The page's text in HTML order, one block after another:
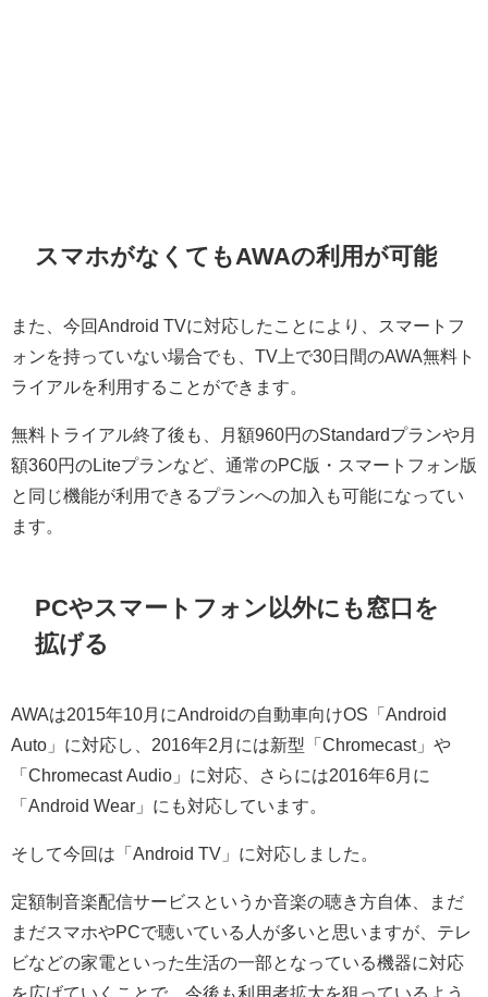
スマホがなくてもAWAの利用が可能
また、今回Android TVに対応したことにより、スマートフ
ォンを持っていない場合でも、TV上で30日間のAWA無料ト
ライアルを利用することができます。
無料トライアル終了後も、月額960円のStandardプランや月
額360円のLiteプランなど、通常のPC版・スマートフォン版
と同じ機能が利用できるプランへの加入も可能になってい
ます。
PCやスマートフォン以外にも窓口を
拡げる
AWAは2015年10月にAndroidの自動車向けOS「Android
Auto」に対応し、2016年2月には新型「Chromecast」や
「Chromecast Audio」に対応、さらには2016年6月に
「Android Wear」にも対応しています。
そして今回は「Android TV」に対応しました。
定額制音楽配信サービスというか音楽の聴き方自体、まだ
まだスマホやPCで聴いている人が多いと思いますが、テレ
ビなどの家電といった生活の一部となっている機器に対応
を広げていくことで、今後も利用者拡大を狙っているよう